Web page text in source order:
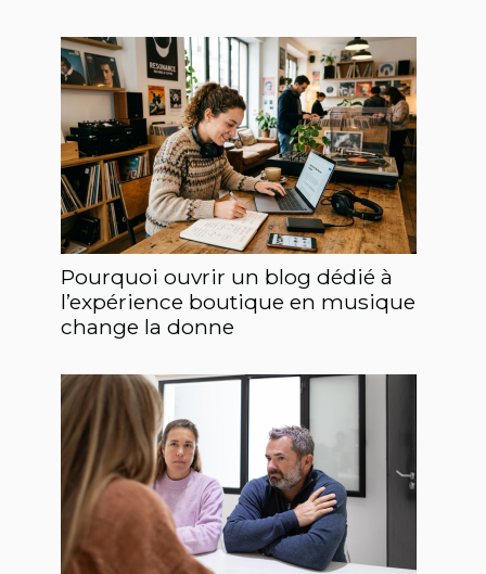
Pourquoi ouvrir un blog dédié à
l’expérience boutique en musique
change la donne